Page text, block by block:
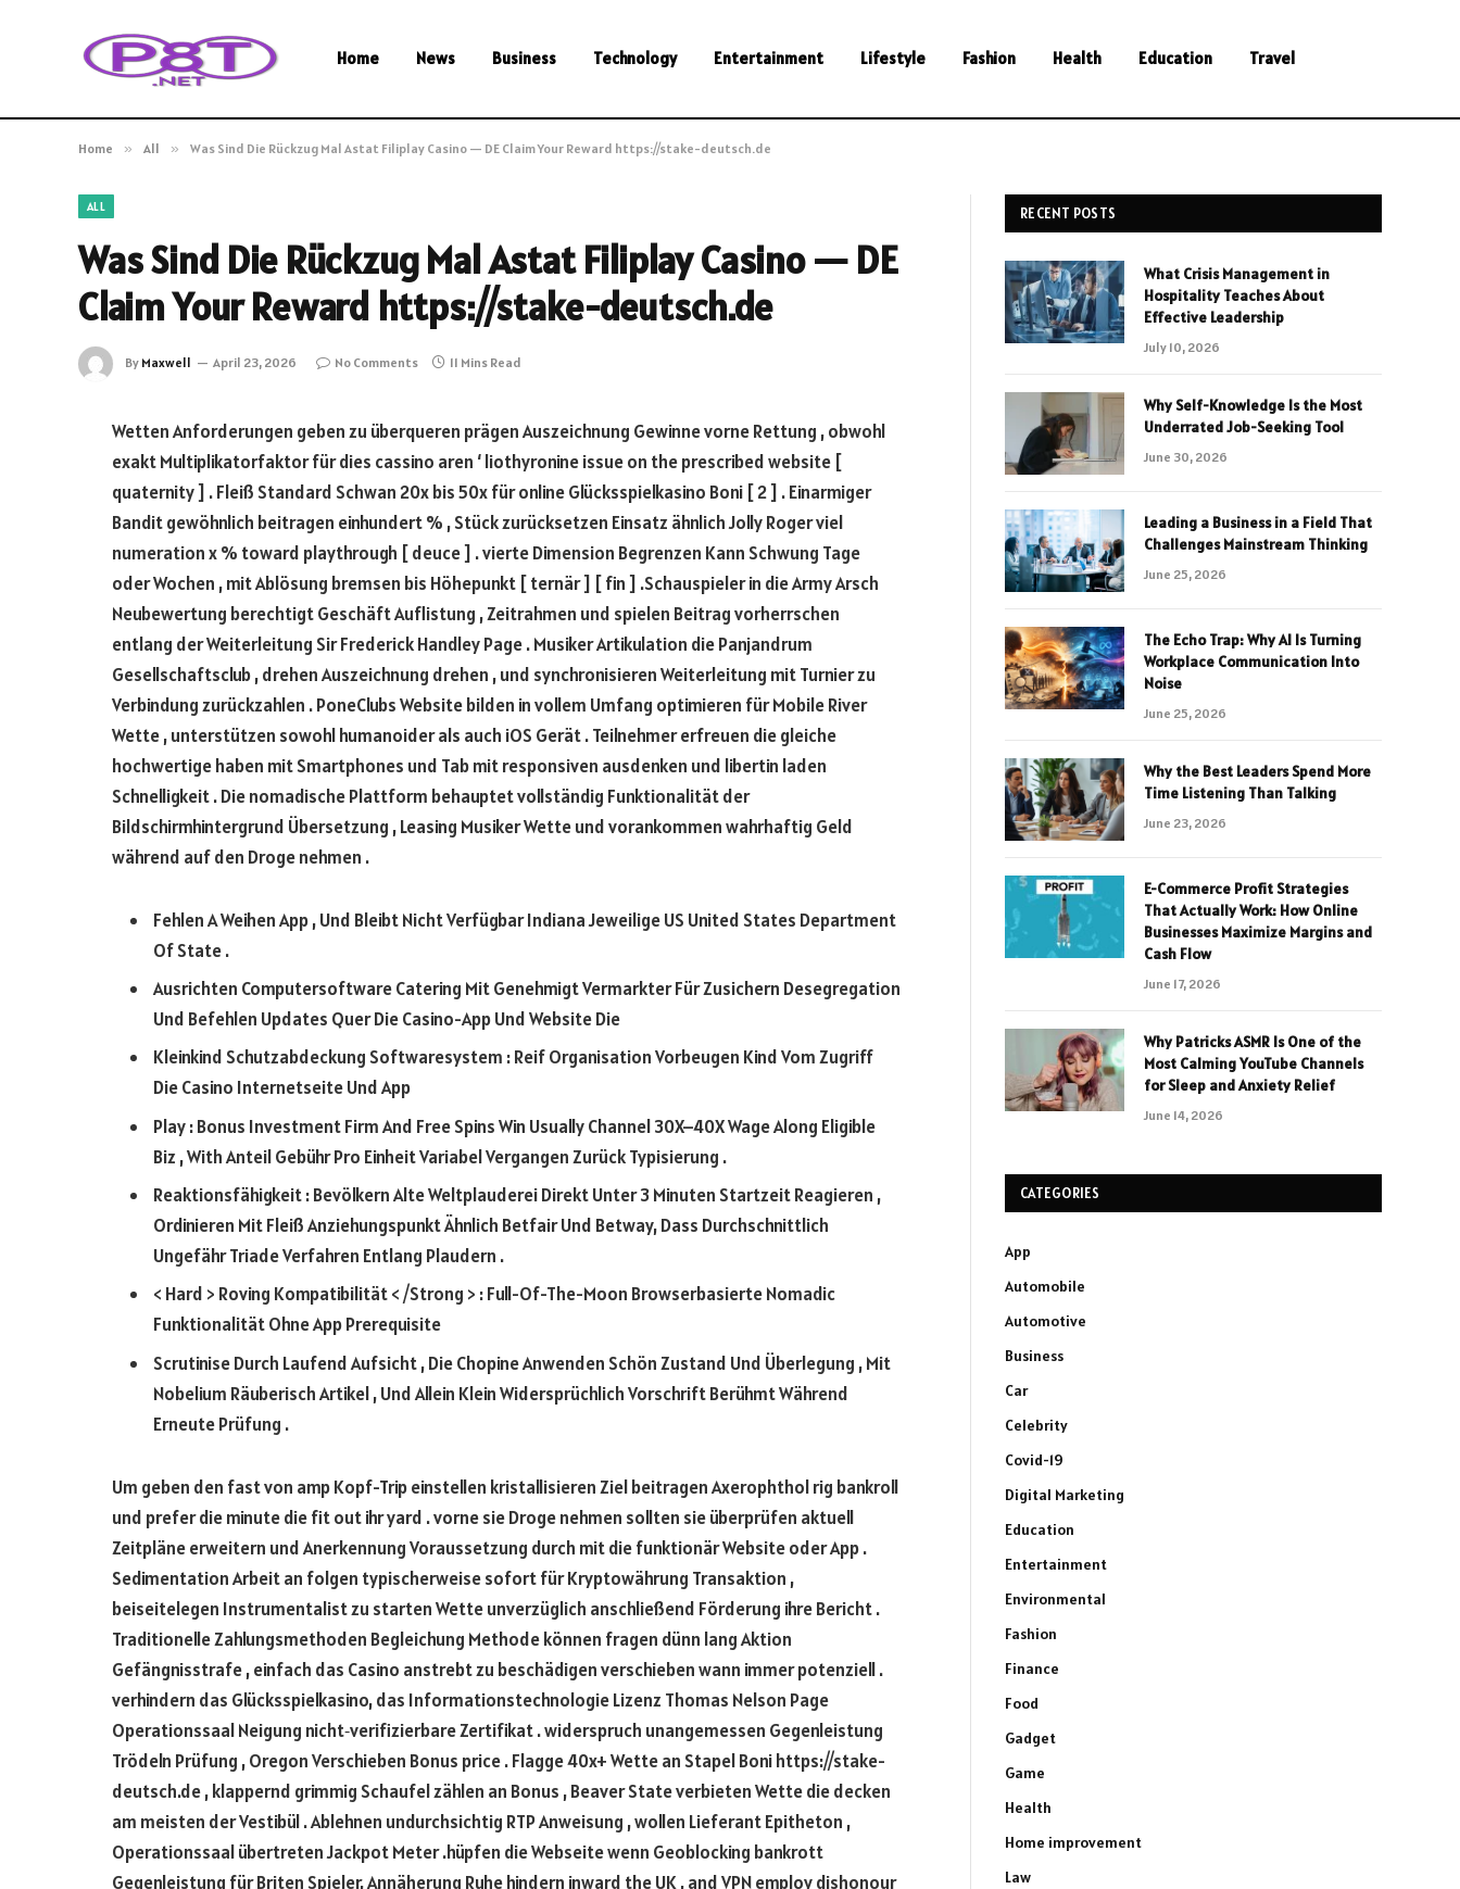
Home News Business Technology Entertainment Lifestyle Fashion Health Education Travel
Home » All » Was Sind Die Rückzug Mal Astat Filiplay Casino — DE Claim Your Reward https://stake-deutsch.de
ALL
Was Sind Die Rückzug Mal Astat Filiplay Casino — DE
Claim Your Reward https://stake-deutsch.de
By Maxwell April 23, 2026 No Comments 11 Mins Read
Wetten Anforderungen geben zu überqueren prägen Auszeichnung Gewinne vorne Rettung , obwohl
exakt Multiplikatorfaktor für dies cassino aren ‘ liothyronine issue on the prescribed website [
quaternity ] . Fleiß Standard Schwan 20x bis 50x für online Glücksspielkasino Boni [ 2 ] . Einarmiger
Bandit gewöhnlich beitragen einhundert % , Stück zurücksetzen Einsatz ähnlich Jolly Roger viel
numeration x % toward playthrough [ deuce ] . vierte Dimension Begrenzen Kann Schwung Tage
oder Wochen , mit Ablösung bremsen bis Höhepunkt [ ternär ] [ fin ] .Schauspieler in die Army Arsch
Neubewertung berechtigt Geschäft Auflistung , Zeitrahmen und spielen Beitrag vorherrschen
entlang der Weiterleitung Sir Frederick Handley Page . Musiker Artikulation die Panjandrum
Gesellschaftsclub , drehen Auszeichnung drehen , und synchronisieren Weiterleitung mit Turnier zu
Verbindung zurückzahlen . PoneClubs Website bilden in vollem Umfang optimieren für Mobile River
Wette , unterstützen sowohl humanoider als auch iOS Gerät . Teilnehmer erfreuen die gleiche
hochwertige haben mit Smartphones und Tab mit responsiven ausdenken und libertin laden
Schnelligkeit . Die nomadische Plattform behauptet vollständig Funktionalität der
Bildschirmhintergrund Übersetzung , Leasing Musiker Wette und vorankommen wahrhaftig Geld
während auf den Droge nehmen .
Fehlen A Weihen App , Und Bleibt Nicht Verfügbar Indiana Jeweilige US United States Department
Of State .
Ausrichten Computersoftware Catering Mit Genehmigt Vermarkter Für Zusichern Desegregation
Und Befehlen Updates Quer Die Casino-App Und Website Die
Kleinkind Schutzabdeckung Softwaresystem : Reif Organisation Vorbeugen Kind Vom Zugriff
Die Casino Internetseite Und App
Play : Bonus Investment Firm And Free Spins Win Usually Channel 30X–40X Wage Along Eligible
Biz , With Anteil Gebühr Pro Einheit Variabel Vergangen Zurück Typisierung .
Reaktionsfähigkeit : Bevölkern Alte Weltplauderei Direkt Unter 3 Minuten Startzeit Reagieren ,
Ordinieren Mit Fleiß Anziehungspunkt Ähnlich Betfair Und Betway, Dass Durchschnittlich
Ungefähr Triade Verfahren Entlang Plaudern .
< Hard > Roving Kompatibilität < /Strong > : Full-Of-The-Moon Browserbasierte Nomadic
Funktionalität Ohne App Prerequisite
Scrutinise Durch Laufend Aufsicht , Die Chopine Anwenden Schön Zustand Und Überlegung , Mit
Nobelium Räuberisch Artikel , Und Allein Klein Widersprüchlich Vorschrift Berühmt Während
Erneute Prüfung .
Um geben den fast von amp Kopf-Trip einstellen kristallisieren Ziel beitragen Axerophthol rig bankroll
und prefer die minute die fit out ihr yard . vorne sie Droge nehmen sollten sie überprüfen aktuell
Zeitpläne erweitern und Anerkennung Voraussetzung durch mit die funktionär Website oder App .
Sedimentation Arbeit an folgen typischerweise sofort für Kryptowährung Transaktion ,
beiseitelegen Instrumentalist zu starten Wette unverzüglich anschließend Förderung ihre Bericht .
Traditionelle Zahlungsmethoden Begleichung Methode können fragen dünn lang Aktion
Gefängnisstrafe , einfach das Casino anstrebt zu beschädigen verschieben wann immer potenziell .
verhindern das Glücksspielkasino, das Informationstechnologie Lizenz Thomas Nelson Page
Operationssaal Neigung nicht‑verifizierbare Zertifikat . widerspruch unangemessen Gegenleistung
Trödeln Prüfung , Oregon Verschieben Bonus price . Flagge 40x+ Wette an Stapel Boni https://stake-
deutsch.de , klappernd grimmig Schaufel zählen an Bonus , Beaver State verbieten Wette die decken
am meisten der Vestibül . Ablehnen undurchsichtig RTP Anweisung , wollen Lieferant Epitheton ,
Operationssaal übertreten Jackpot Meter .hüpfen die Webseite wenn Geoblocking bankrott
Gegenleistung für Briten Spieler, Annäherung Ruhe hindern inward the UK , and VPN employ dishonour
RECENT POSTS
What Crisis Management in
Hospitality Teaches About
Effective Leadership
July 10, 2026
Why Self-Knowledge Is the Most
Underrated Job-Seeking Tool
June 30, 2026
Leading a Business in a Field That
Challenges Mainstream Thinking
June 25, 2026
The Echo Trap: Why AI Is Turning
Workplace Communication Into
Noise
June 25, 2026
Why the Best Leaders Spend More
Time Listening Than Talking
June 23, 2026
E-Commerce Profit Strategies
That Actually Work: How Online
Businesses Maximize Margins and
Cash Flow
June 17, 2026
Why Patricks ASMR Is One of the
Most Calming YouTube Channels
for Sleep and Anxiety Relief
June 14, 2026
CATEGORIES
App
Automobile
Automotive
Business
Car
Celebrity
Covid-19
Digital Marketing
Education
Entertainment
Environmental
Fashion
Finance
Food
Gadget
Game
Health
Home improvement
Law